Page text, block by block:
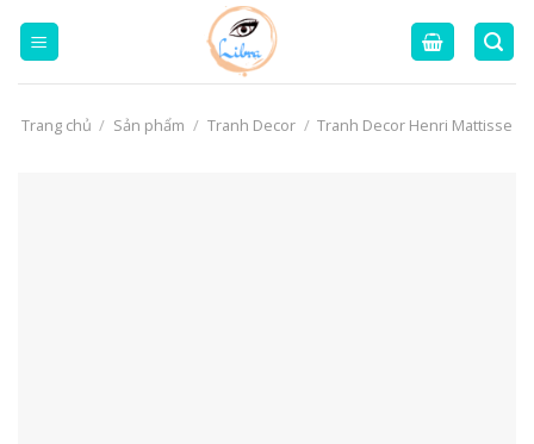
Trang chủ / Sản phẩm / Tranh Decor / Tranh Decor Henri Mattisse